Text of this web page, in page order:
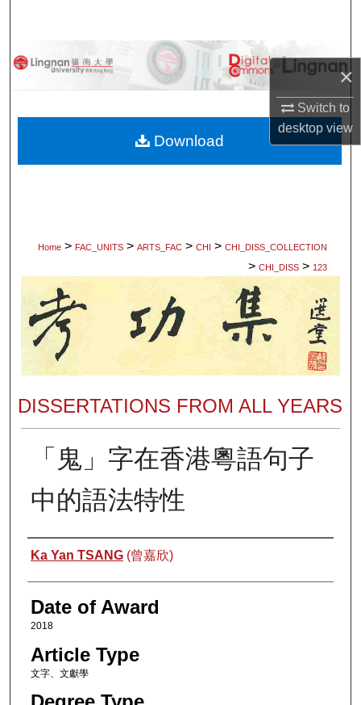
×
Switch to
desktopview
Browse Collections
About
Home > FAC_UNITS > ARTS_FAC > CHI > CHI_DISS_COLLECTION
> CHI_DISS > 123
DISSERTATIONS FROM ALL YEARS
「鬼」字在香港粵語句子
中的語法特性
Author
Ka Yan TSANG(曾嘉欣)
Date of Award
2018
Article Type
文字、文獻學
Download